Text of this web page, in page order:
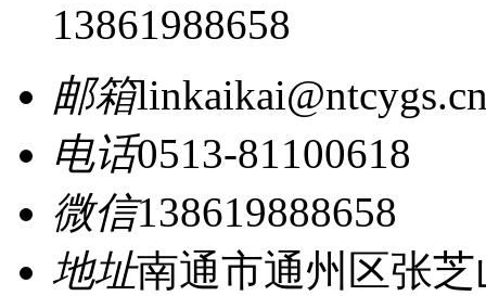
13861988658
邮箱
电话0513-81100618
微信138619888658
地址南通市通州区张